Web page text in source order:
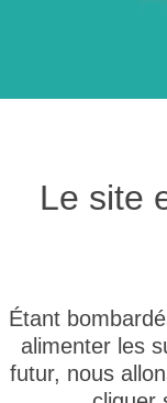
Le site
Étant
alimenter les
futur, nous